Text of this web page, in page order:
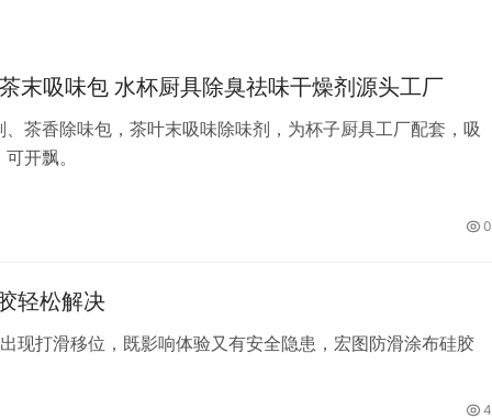
末吸味包 水杯厨具除臭祛味干燥剂源头工厂
茶香除味包，茶叶末吸味除味剂，为杯子厨具工厂配套，吸
开飘。
0
轻松解决
现打滑移位，既影响体验又有安全隐患，宏图防滑涂布硅胶
4